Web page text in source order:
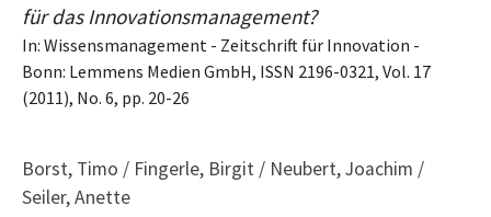
für das Innovationsmanagement?
In: Wissensmanagement - Zeitschrift für Innovation -
Bonn: Lemmens Medien GmbH, ISSN 2196-0321, Vol. 17
(2011), No. 6, pp. 20-26
Borst, Timo / Fingerle, Birgit / Neubert, Joachim /
Seiler, Anette